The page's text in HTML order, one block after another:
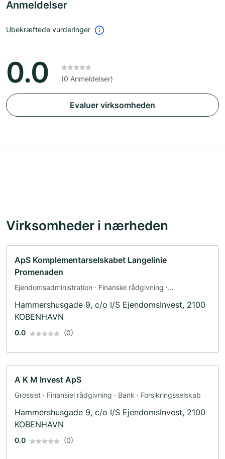
Anmeldelser
Ubekræftede vurderinger
0.0 (0 Anmeldelser)
Evaluer virksomheden
Virksomheder i nærheden
ApS Komplementarselskabet Langelinie
Promenaden
Ejendomsadministration · Finansiel rådgivning ·
leverancer · Bank · Forsikringsselskab
Hammershusgade 9, c/o I/S EjendomsInvest, 2100
KOBENHAVN
0.0 (0)
A K M Invest ApS
Grossist · Finansiel rådgivning · Bank · Forsikringsselskab
Hammershusgade 9, c/o I/S EjendomsInvest, 2100
KOBENHAVN
0.0 (0)